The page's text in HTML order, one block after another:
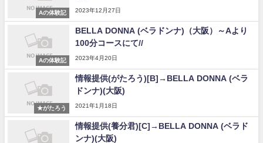
Aの体験記 2023年12月27日
Aの体験記
BELLA DONNA (ベラドンナ)（大阪）～Aより
100分コースにて//
2023年4月20日
★がたろう
情報提供(がたろう)[B]→BELLA DONNA (ベラ
ドンナ)(大阪)
2021年1月18日
情報提供(養分君)[C]→BELLA DONNA (ベラド
ンナ)(大阪)